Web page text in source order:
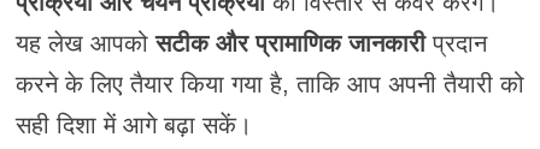
यह लेख आपकोसटीक और प्रामाणिक जानकारीप्रदान
करने के लिए तैयार किया गया है, ताकि आप अपनी तैयारी को
सही दिशा में आगे बढ़ा सकें।